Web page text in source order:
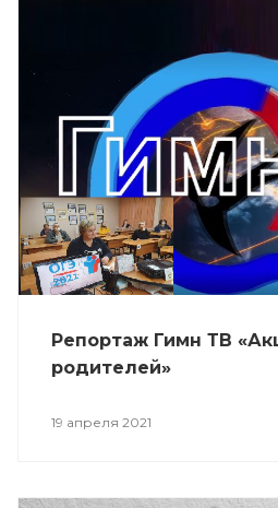
Репортаж Гимн ТВ
родителей»
19 апреля 2021